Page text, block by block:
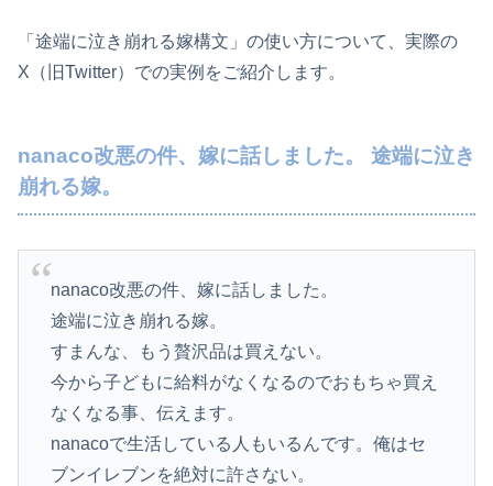
「途端に泣き崩れる嫁構文」の使い方について、実際の
X（旧Twitter）での実例をご紹介します。
nanaco改悪の件、嫁に話しました。 途端に泣き
崩れる嫁。
nanaco改悪の件、嫁に話しました。
途端に泣き崩れる嫁。
すまんな、もう贅沢品は買えない。
今から子どもに給料がなくなるのでおもちゃ買え
なくなる事、伝えます。
nanacoで生活している人もいるんです。俺はセ
ブンイレブンを絶対に許さない。